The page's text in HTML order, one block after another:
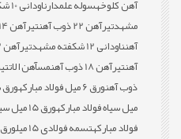
آهن کلوخهسوله علمدارناودانی 10 شکفته مشهد
مشهدتیرآهن 22 ذوب آهن تیرآهن 14 ذوب آهن
آهنناودانی 12 شکفته مشهد تیرآهن 12 ذوب آهن
آهنتیرآهن 18 ذوب آهن مسآهن الات
ذوب آهنورق 6 میل فولاد مبارکه ورق سیاه 15
میل سیاه فولاد مبارکهورق 15 میل سیاه فولاد مبارکه
فولاد مبارکهتسمه فولادی 15 میل ورق سیاه